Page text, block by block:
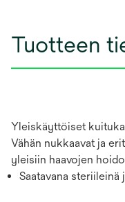
Tuotteen
Yleiskäyttöiset
Vähän nukkaavat ja
yleisiin haavojen
Saatavana steriileinä